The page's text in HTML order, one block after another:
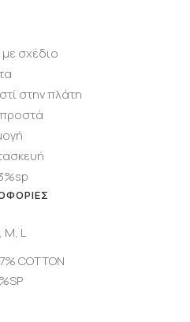
σχέδιο
στην πλάτη
M, L
COTTON